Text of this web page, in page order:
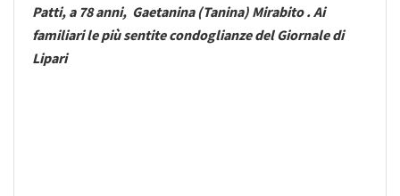
Patti, a 78 anni, Gaetanina (Tanina) Mirabito . Ai
familiari le più sentite condoglianze del Giornale di
Lipari